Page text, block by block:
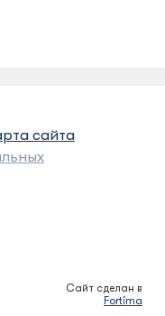
сайта
Сайт сделан в
Fortima